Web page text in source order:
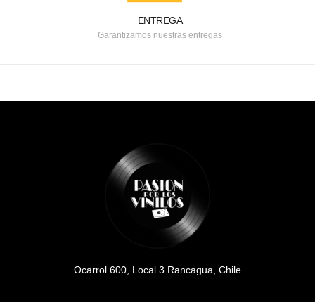
ENTREGA
Garantizamos nuestras entregas
Ocarrol 600, Local 3 Rancagua, Chile